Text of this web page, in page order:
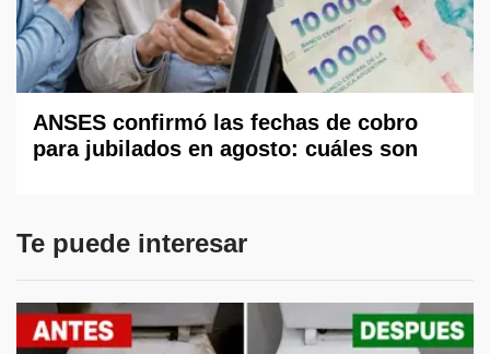
ANSES confirmó las fechas de cobro
para jubilados en agosto: cuáles son
Te puede interesar